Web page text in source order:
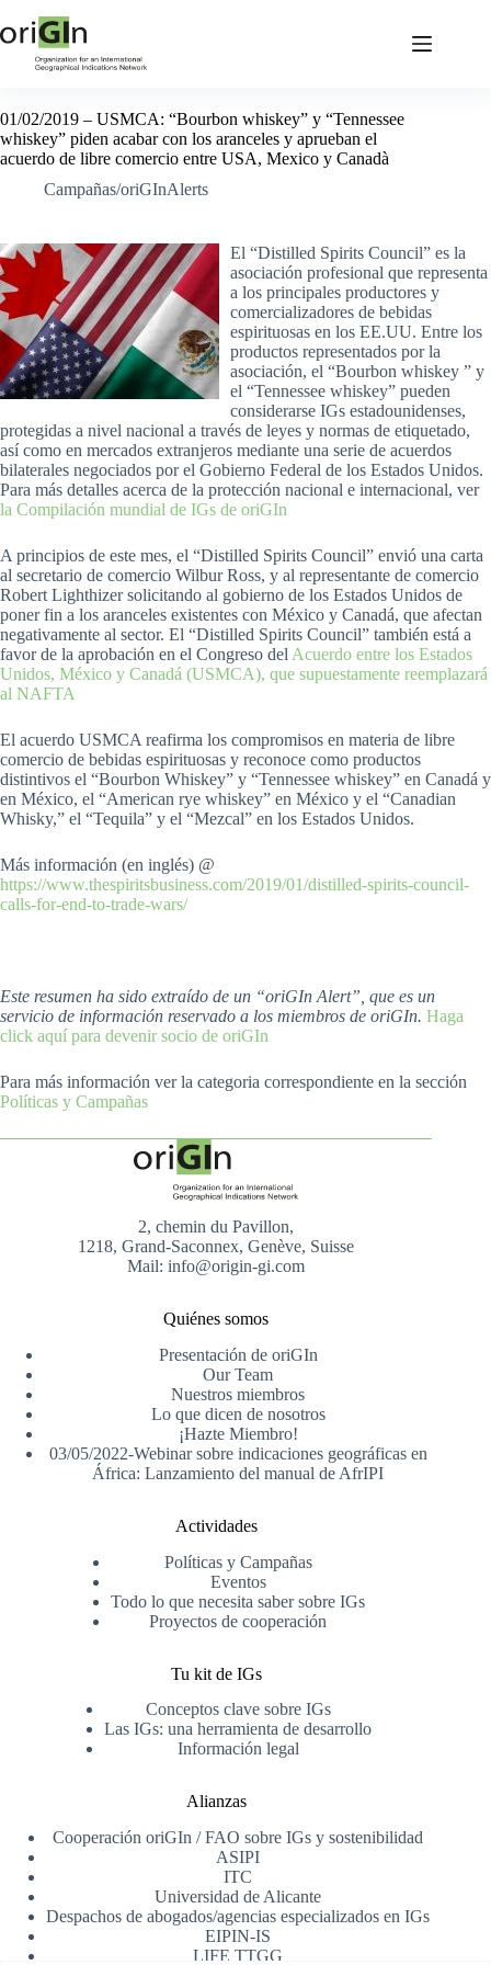
01/02/2019 – USMCA: “Bourbon whiskey” y “Tennessee
whiskey” piden acabar con los aranceles y aprueban el
acuerdo de libre comercio entre USA, Mexico y Canadà
Campañas/oriGInAlerts
El “Distilled Spirits Council” es la
asociación profesional que representa
a los principales productores y
comercializadores de bebidas
espirituosas en los EE.UU. Entre los
productos representados por la
asociación, el “Bourbon whiskey ” y
el “Tennessee whiskey” pueden
considerarse IGs estadounidenses,
protegidas a nivel nacional a través de leyes y normas de etiquetado,
así como en mercados extranjeros mediante una serie de acuerdos
bilaterales negociados por el Gobierno Federal de los Estados Unidos.
Para más detalles acerca de la protección nacional e internacional, ver
la Compilación mundial de IGs de oriGIn
A principios de este mes, el “Distilled Spirits Council” envió una carta
al secretario de comercio Wilbur Ross, y al representante de comercio
Robert Lighthizer solicitando al gobierno de los Estados Unidos de
poner fin a los aranceles existentes con México y Canadá, que afectan
negativamente al sector. El “Distilled Spirits Council” también está a
favor de la aprobación en el Congreso del Acuerdo entre los Estados
Unidos, México y Canadá (USMCA), que supuestamente reemplazará
al NAFTA
El acuerdo USMCA reafirma los compromisos en materia de libre
comercio de bebidas espirituosas y reconoce como productos
distintivos el “Bourbon Whiskey” y “Tennessee whiskey” en Canadá y
en México, el “American rye whiskey” en México y el “Canadian
Whisky,” el “Tequila” y el “Mezcal” en los Estados Unidos.
Más información (en inglés) @
https://www.thespiritsbusiness.com/2019/01/distilled-spirits-council-
calls-for-end-to-trade-wars/
Este resumen ha sido extraído de un “oriGIn Alert”, que es un
servicio de información reservado a los miembros de oriGIn. Haga
click aquí para devenir socio de oriGIn
Para más información ver la categoria correspondiente en la sección
Políticas y Campañas
2, chemin du Pavillon,
1218, Grand-Saconnex, Genève, Suisse
Mail: info@origin-gi.com
Quiénes somos
Presentación de oriGIn
Our Team
Nuestros miembros
Lo que dicen de nosotros
¡Hazte Miembro!
03/05/2022-Webinar sobre indicaciones geográficas en
África: Lanzamiento del manual de AfrIPI
Actividades
Políticas y Campañas
Eventos
Todo lo que necesita saber sobre IGs
Proyectos de cooperación
Tu kit de IGs
Conceptos clave sobre IGs
Las IGs: una herramienta de desarrollo
Información legal
Alianzas
Cooperación oriGIn / FAO sobre IGs y sostenibilidad
ASIPI
ITC
Universidad de Alicante
Despachos de abogados/agencias especializados en IGs
EIPIN-IS
LIFE TTGG